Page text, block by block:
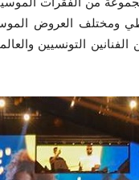
ومختلف العروض
التونسيين